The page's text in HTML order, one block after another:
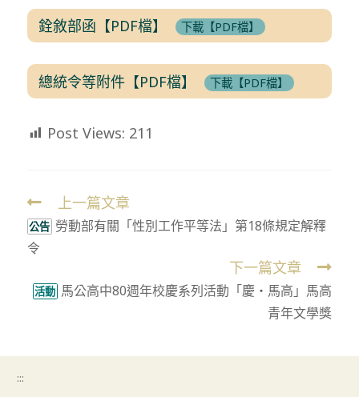
銓敘部函【PDF檔】 下載【PDF檔】
總統令等附件【PDF檔】 下載【PDF檔】
Post Views: 211
Read
more
articles
上一篇文章
公告 勞動部有關「性別工作平等法」第18條規定解釋
令
下一篇文章
活動 馬公高中80週年校慶系列活動「慶‧馬高」馬高
青年文學獎
:::